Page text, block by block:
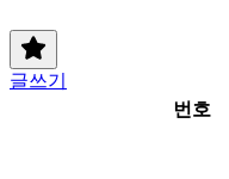
글쓰기
번호